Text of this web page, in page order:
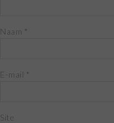
Naam *
E-mail *
Site